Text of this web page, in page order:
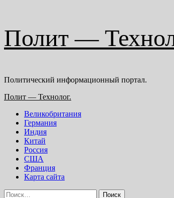
содержимому
Полит —
Политический информационный портал.
Основное
Полит — Технолог.
Великобритания
Германия
Индия
Китай
Россия
США
Франция
Карта сайта
Найти: